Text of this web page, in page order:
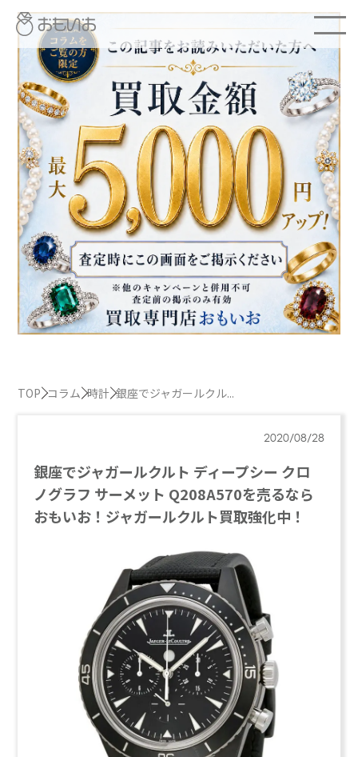
TOP コラム 時計 銀座でジャガールクル...
2020/08/28
銀座でジャガールクルト ディープシー クロ
ノグラフ サーメット Q208A570を売るなら
おもいお！ジャガールクルト買取強化中！